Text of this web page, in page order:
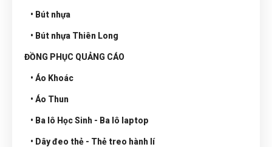
• Bút nhựa
• Bút nhựa Thiên Long
ĐỒNG PHỤC QUẢNG CÁO
• Áo Khoác
• Áo Thun
• Ba lô Học Sinh - Ba lô laptop
• Dây đeo thẻ - Thẻ treo hành lí